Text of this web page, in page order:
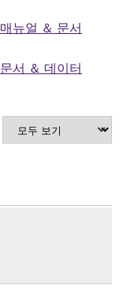
매뉴얼 ＆ 문서
문서 ＆ 데이터